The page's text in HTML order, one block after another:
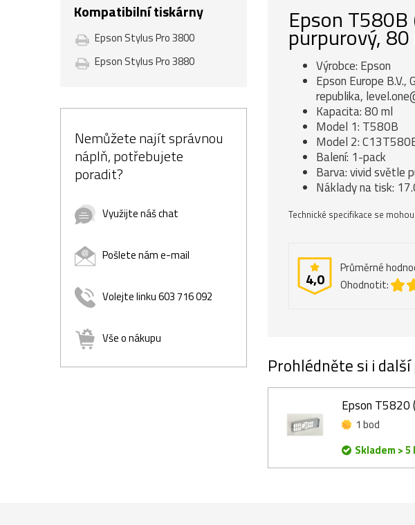
Kompatibilní tiskárny
Epson Stylus Pro 3800
Epson Stylus Pro 3880
Nemůžete najít správnou
náplň, potřebujete
poradit?
Využijte náš chat
Pošlete nám e-mail
Volejte linku 603 716 092
Vše o nákupu
Epson
purpurový,
Výrobce: Epson
Epson Europe
republika,
Kapacita: 80 ml
Model 1: T580B
Model 2:
Balení: 1-pack
Barva: vivid světle
Náklady na tisk:
Technické specifikace se
4,0
Průměrné
Ohodnotit:
Prohlédněte si i
Epson T5820
1 bod
Skladem > 5